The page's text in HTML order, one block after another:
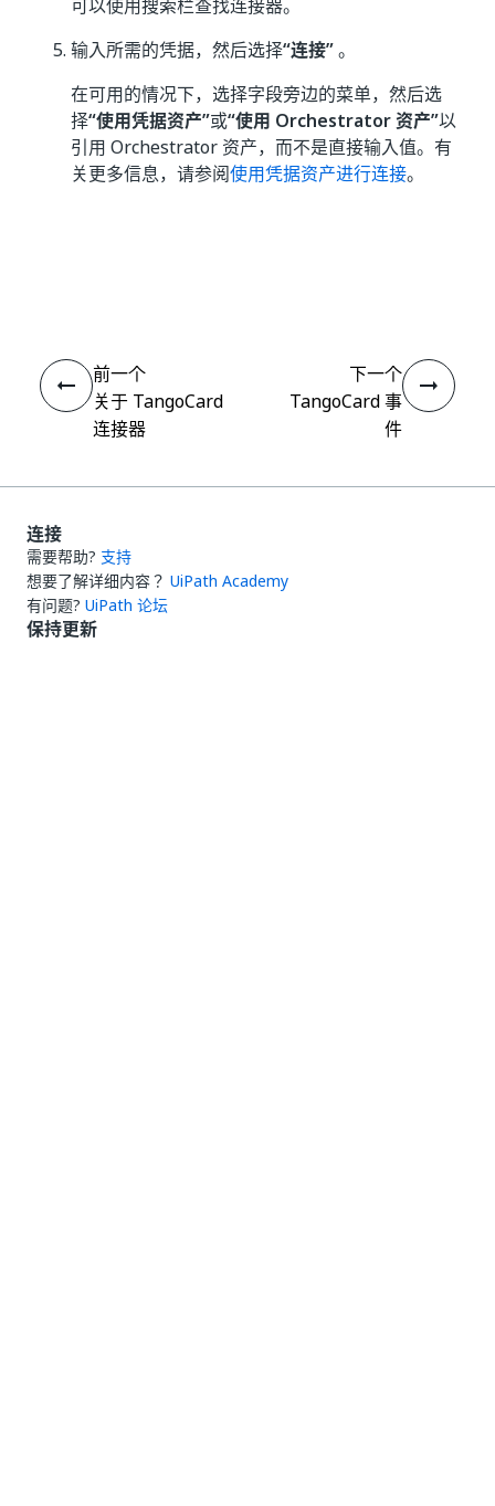
可以使用搜索栏查找连接器。
输入所需的凭据，然后选择“连接”。
在可用的情况下，选择字段旁边的菜单，然后选
择“使用凭据资产”或“使用 Orchestrator 资产”以
引用 Orchestrator 资产，而不是直接输入值。有
关更多信息，请参阅使用凭据资产进行连接。
前一个
关于 TangoCard
连接器
下一个
TangoCard 事
件
连接
需要帮助? 支持
想要了解详细内容？ UiPath Academy
有问题? UiPath 论坛
保持更新